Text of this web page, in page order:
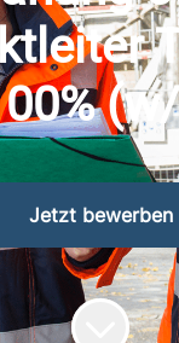
Jetzt bewerben